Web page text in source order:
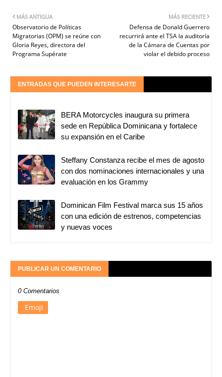
MÁS RECIENTE
Defensa de Donald Guerrero
recurrirá ante el TSA la auditoría
de la Cámara de Cuentas por
violar el debido proceso
MÁS ANTIGUA
Observatorio de Políticas
Migratorias (OPM) se reúne con
Gloria Reyes, directora del
Programa Supérate
ENTRADAS QUE PUEDEN INTERESARTE
BERA Motorcycles inaugura su primera
sede en República Dominicana y fortalece
su expansión en el Caribe
Steffany Constanza recibe el mes de agosto
con dos nominaciones internacionales y una
evaluación en los Grammy
Dominican Film Festival marca sus 15 años
con una edición de estrenos, competencias
y nuevas voces
PUBLICAR UN COMENTARIO
0 Comentarios
Emoji